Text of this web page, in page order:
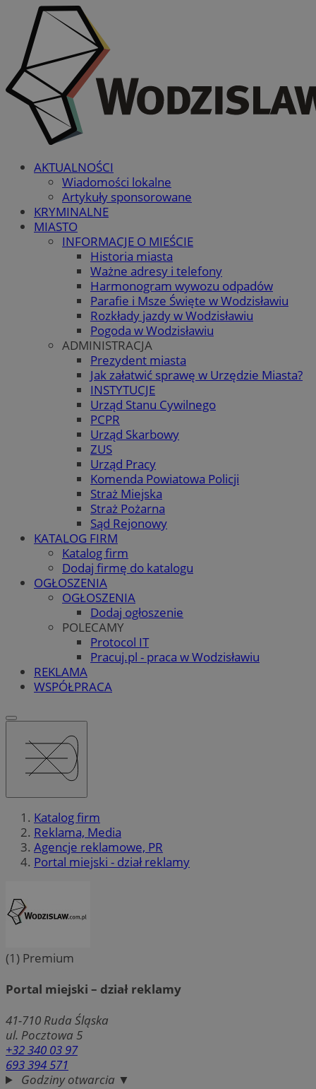
AKTUALNOŚCI
Wiadomości lokalne
Artykuły sponsorowane
KRYMINALNE
MIASTO
INFORMACJE O MIEŚCIE
Historia miasta
Ważne adresy i telefony
Harmonogram wywozu odpadów
Parafie i Msze Święte w Wodzisławiu
Rozkłady jazdy w Wodzisławiu
Pogoda w Wodzisławiu
ADMINISTRACJA
Prezydent miasta
Jak załatwić sprawę w Urzędzie Miasta?
INSTYTUCJE
Urząd Stanu Cywilnego
PCPR
Urząd Skarbowy
ZUS
Urząd Pracy
Komenda Powiatowa Policji
Straż Miejska
Straż Pożarna
Sąd Rejonowy
KATALOG FIRM
Katalog firm
Dodaj firmę do katalogu
OGŁOSZENIA
OGŁOSZENIA
Dodaj ogłoszenie
POLECAMY
Protocol IT
Pracuj.pl - praca w Wodzisławiu
REKLAMA
WSPÓŁPRACA
Katalog firm
Reklama, Media
Agencje reklamowe, PR
Portal miejski - dział reklamy
(1) Premium
Portal miejski – dział reklamy
41-710 Ruda Śląska
ul. Pocztowa 5
+32 340 03 97
693 394 571
Godziny otwarcia ▼